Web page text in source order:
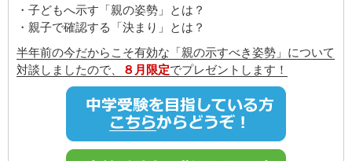
・子どもへ示す「親の姿勢」とは？
・親子で確認する「決まり」とは？
半年前の今だからこそ有効な「親の示すべき姿勢」について
対談しましたので、
８月限定でプレゼントします！